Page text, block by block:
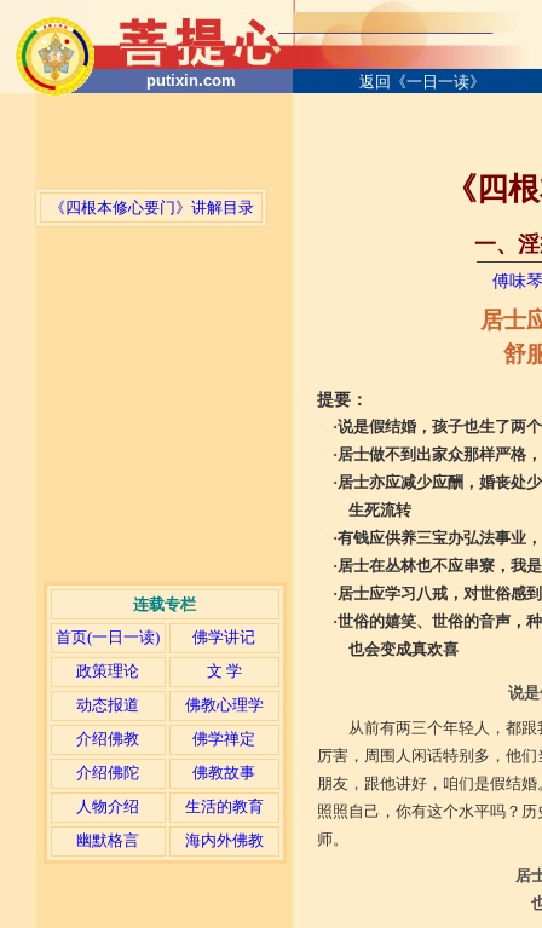
putixin.com 返回《一日一读》
《四根本修心要门》讲解目录
连载专栏
首页(一日一读)
佛学讲记
政策理论
文 学
动态报道
佛教心理学
介绍佛教
佛学禅定
介绍佛陀
佛教故事
人物介绍
生活的教育
幽默格言
海内外佛教
《四
一、
傅味琴
居士
舒
提要：
·说是假结婚，孩子也生了两
·居士做不到出家众那样严格
·居士亦应减少应酬，婚丧处
生死流转
·有钱应供养三宝办弘法事业
·居士在丛林也不应串寮，我
·居士应学习八戒，对世俗感
·世俗的嬉笑、世俗的音声，
也会变成真欢喜
说
从前有两三个年轻人，都
厉害，周围人闲话特别多，他
朋友，跟他讲好，咱们是假结
照照自己，你有这个水平吗？
师。
居